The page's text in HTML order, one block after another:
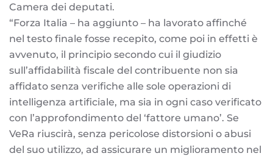
Camera dei deputati.
“Forza Italia – ha aggiunto – ha lavorato affinché
nel testo finale fosse recepito, come poi in effetti è
avvenuto, il principio secondo cui il giudizio
sull’affidabilità fiscale del contribuente non sia
affidato senza verifiche alle sole operazioni di
intelligenza artificiale, ma sia in ogni caso verificato
con l’approfondimento del ‘fattore umano’. Se
VeRa riuscirà, senza pericolose distorsioni o abusi
del suo utilizzo, ad assicurare un miglioramento nel